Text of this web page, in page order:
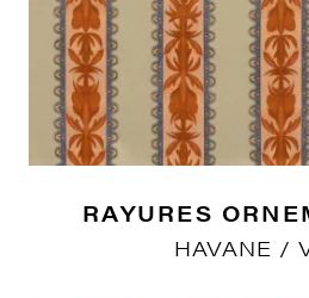
RAYURES
HAVANE /